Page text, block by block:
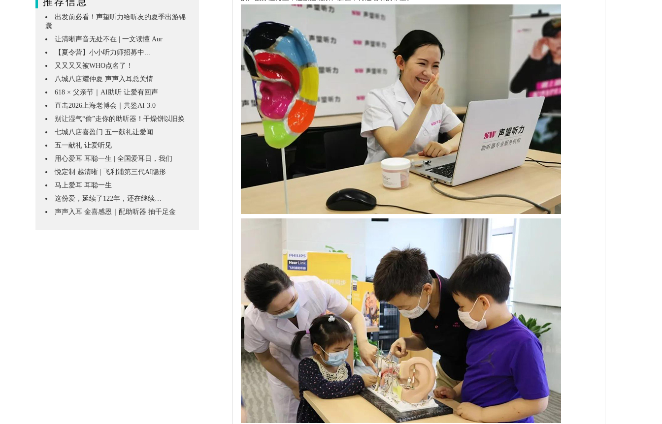
出发前必看！声望听力给听友的夏季出游锦
囊
让清晰声音无处不在 | 一文读懂 Aur
【夏令营】小小听力师招募中...
又又又又被WHO点名了！
八城八店耀仲夏 声声入耳总关情
618 × 父亲节｜AI助听 让爱有回声
直击2026上海老博会｜共鉴AI 3.0
别让湿气“偷”走你的助听器！干燥饼以旧换
七城八店喜盈门 五一献礼让爱闻
五一献礼 让爱听见
用心爱耳 耳聪一生 | 全国爱耳日，我们
悦定制 越清晰 | 飞利浦第三代AI隐形
马上爱耳 耳聪一生
这份爱，延续了122年，还在继续…
声声入耳 金喜感恩｜配助听器 抽千足金